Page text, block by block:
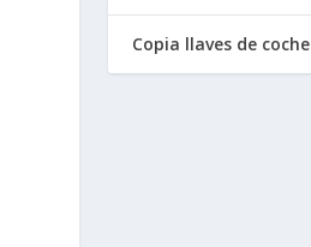
Copia llaves de coche